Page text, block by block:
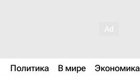
Политика В мире Экономика